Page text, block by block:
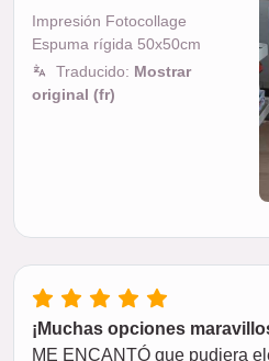
Impresión Fotocollage
Espuma rígida 50x50cm
Traducido: Mostrar
original (fr)
¡Muchas opciones
ME ENCANTÓ que pudiera